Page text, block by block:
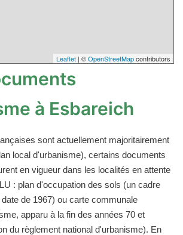
Leaflet | ©OpenStreetMapcontributors
à Esbareich
sont actuellement majoritairement
local d'urbanisme), certains documents
en vigueur dans les localités en attente
: plan d'occupation des sols (un cadre
de 1967) ou carte communale
apparu à la fin des années 70 et
du règlement national d'urbanisme). En